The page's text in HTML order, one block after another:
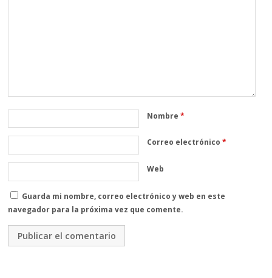
Nombre*
Correo electrónico*
Web
Guarda mi nombre, correo electrónico y web en este
navegador para la próxima vez que comente.